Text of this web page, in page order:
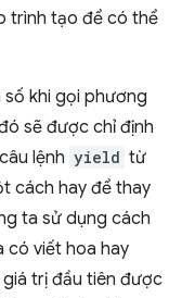
trình tạo để có thể
khi gọi phương
sẽ được chỉ định
lệnh yield từ
cách hay để thay
ta sử dụng cách
có viết hoa hay
trị đầu tiên được